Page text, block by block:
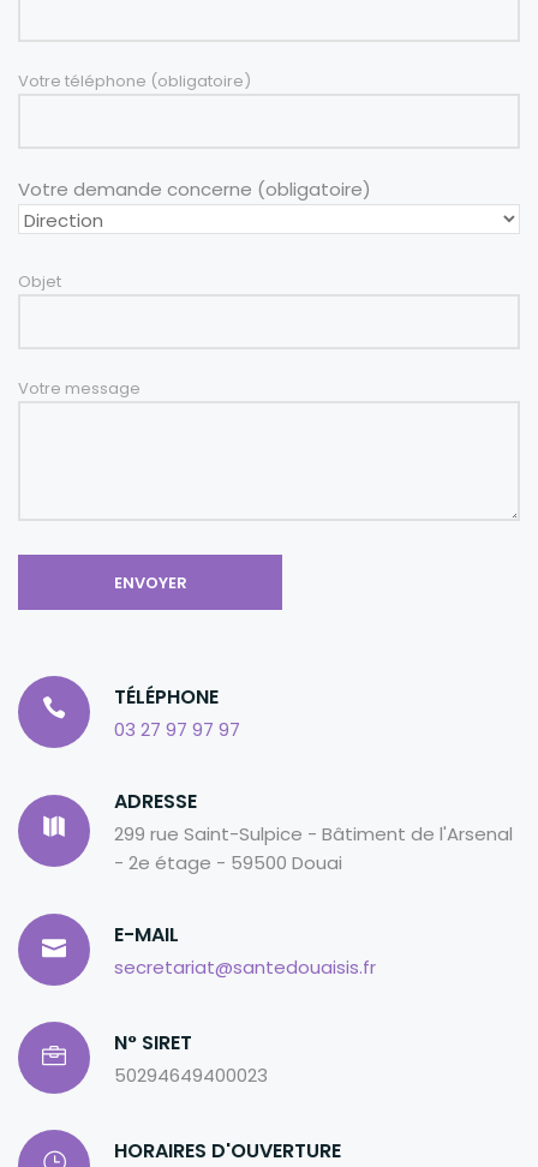
Votre téléphone (obligatoire)
Votre demande concerne (obligatoire)
Objet
Votre message
TÉLÉPHONE
03 27 97 97 97
ADRESSE
299 rue Saint-Sulpice - Bâtiment de l'Arsenal
- 2e étage - 59500 Douai
E-MAIL
secretariat@santedouaisis.fr
N° SIRET
50294649400023
HORAIRES D'OUVERTURE